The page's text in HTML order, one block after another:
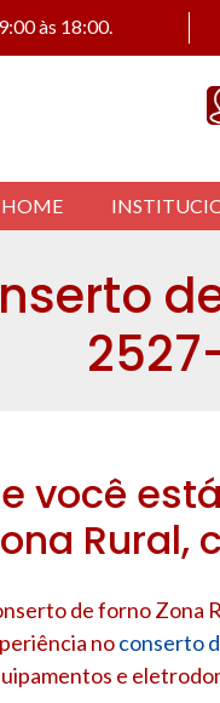
às 18:00.
HOME
você
Rural,
de forno Zona
noconserto
e